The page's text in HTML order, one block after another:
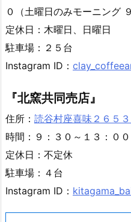
０（土曜日のみモーニング
定休日：木曜日、日曜日
駐車場：２５台
Instagram ID：
『北窯共同売店』
住所： 読谷村座喜味２６５
時間：９：３０～１３：０
定休日：不定休
駐車場：４台
Instagram ID：